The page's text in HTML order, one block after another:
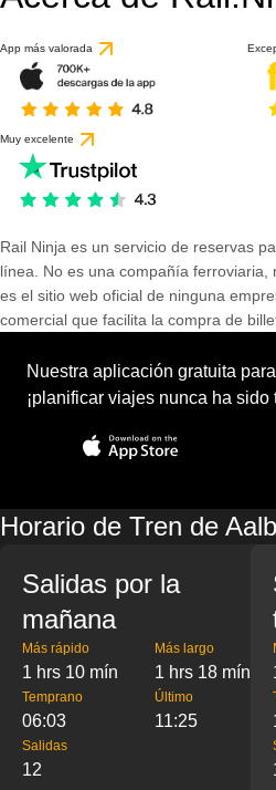
App más valorada
Muy excelente
Rail Ninja es un servicio de reservas
línea. No es una compañía ferroviaria,
es el sitio web oficial de ninguna
comercial que facilita la compra de
Nuestra aplicación gratuita
¡planificar viajes nunca ha sido
Horario de Tren de
Salidas por la
mañana
Más rápido
1 hrs 10 mín
Más largo
1 hrs 18 mín
Temprano
06:03
Último
11:25
Salidas
12